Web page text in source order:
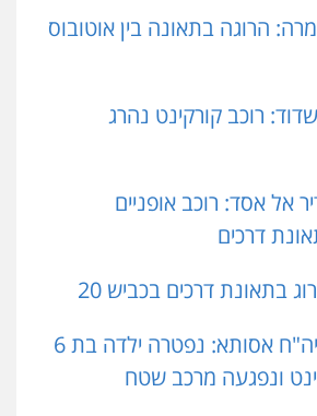
הרוגה בתאונה בין אוטובוס
רוכב קורקינט נהרג
אל אסד: רוכב אופניים
דרכים
22 אוקטובר – ביה"ח אסותא: נפטרה ילדה בת 6
ונפגעה מרכב שטח